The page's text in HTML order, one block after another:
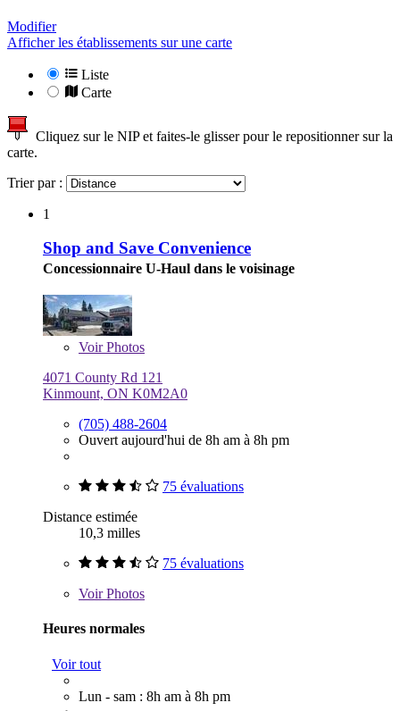
Modifier
Afficher les établissements sur une carte
Liste
Carte
Cliquez sur le NIP et faites-le glisser pour le repositionner sur la
carte.
Trier par :
1
Shop and Save Convenience
Concessionnaire U-Haul dans le voisinage
VoirPhotos
4071 County Rd 121
Kinmount, ON K0M2A0
(705) 488-2604
Ouvert aujourd'hui de 8h am à 8h pm
75 évaluations
Distance estimée
10,3 milles
75 évaluations
VoirPhotos
Heures normales
Voir tout
Lun - sam : 8h am à 8h pm